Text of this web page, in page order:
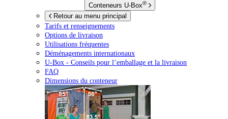
Conteneurs U-Box®
Retour au menu principal
Tarifs et renseignements
Options de livraison
Utilisations fréquentes
Déménagements internationaux
U-Box - Conseils pour l’emballage et la livraison
FAQ
Dimensions du conteneur